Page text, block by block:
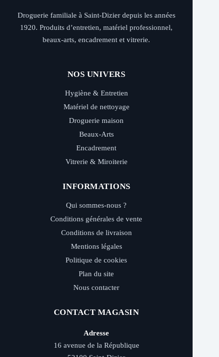
Droguerie familiale à Saint-Dizier depuis les années
1920. Produits d’entretien, matériel professionnel,
beaux-arts, encadrement et vitrerie.
NOS UNIVERS
Hygiène & Entretien
Matériel de nettoyage
Droguerie maison
Beaux-Arts
Encadrement
Vitrerie & Miroiterie
INFORMATIONS
Qui sommes-nous ?
Conditions générales de vente
Conditions de livraison
Mentions légales
Politique de cookies
Plan du site
Nous contacter
CONTACT MAGASIN
Adresse
16 avenue de la République